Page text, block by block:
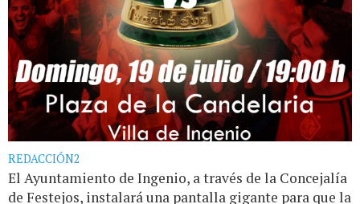
REDACCIÓN2
El Ayuntamiento de Ingenio, a través de la Concejalía
de Festejos, instalará una pantalla gigante para que la